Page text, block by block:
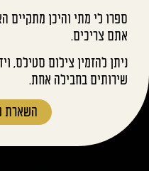
ספרו לי מתי והיכן מתקיים
אתם צריכים.
ניתן להזמין צילום סטילס,
שירותים בחבילה אחת.
השארת